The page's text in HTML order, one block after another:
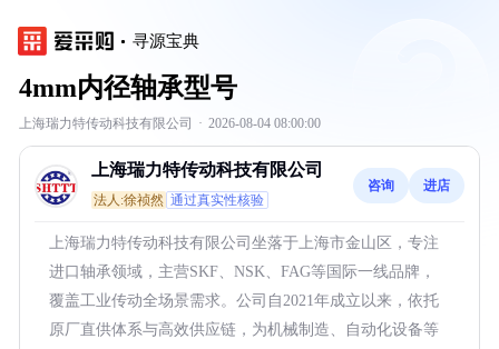
寻源宝典
4mm内径轴承型号
上海瑞力特传动科技有限公司 · 2026-08-04 08:00:00
上海瑞力特传动科技有限公司
法人:徐祯然 通过真实性核验
咨询 进店
上海瑞力特传动科技有限公司坐落于上海市金山区，专注
进口轴承领域，主营SKF、NSK、FAG等国际一线品牌，
覆盖工业传动全场景需求。公司自2021年成立以来，依托
原厂直供体系与高效供应链，为机械制造、自动化设备等